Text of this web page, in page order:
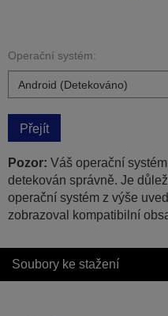
Operační systém:
Přejít
Pozor: Váš operační
detekován správně. Je
operační systém z výše
zobrazoval kompatibilní
Soubory ke stažení